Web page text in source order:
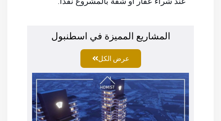
المشاريع المميزة في اسطنبول
عرض الكل